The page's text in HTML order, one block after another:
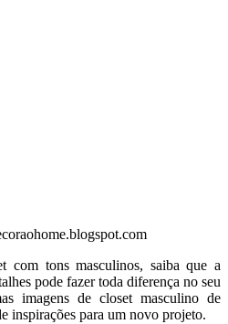
com tons masculinos, saiba que a
pode fazer toda diferença no seu
imagens de closet masculino de
inspirações para um novo projeto.